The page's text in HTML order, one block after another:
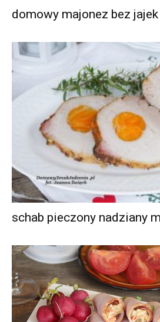
domowy majonez bez jajek
schab pieczony nadziany